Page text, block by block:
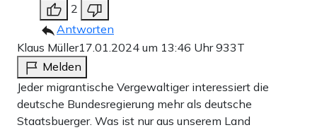
2
Antworten
Klaus Müller17.01.2024 um 13:46 Uhr933T
Melden
Jeder migrantische Vergewaltiger interessiert die
deutsche Bundesregierung mehr als deutsche
Staatsbuerger. Was ist nur aus unserem Land